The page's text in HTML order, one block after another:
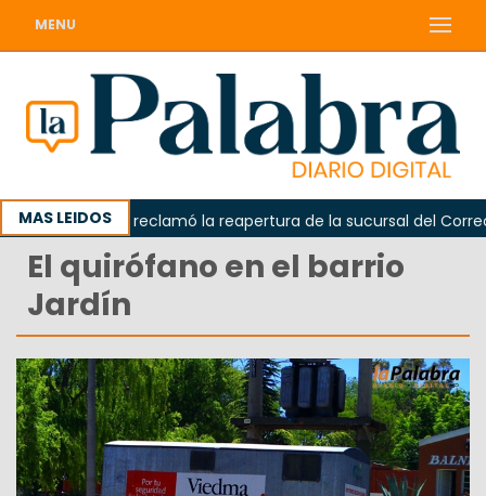
MENU
MAS LEIDOS
Odarda reclamó la reapertura de la sucursal del Correo
El quirófano en el barrio
Jardín